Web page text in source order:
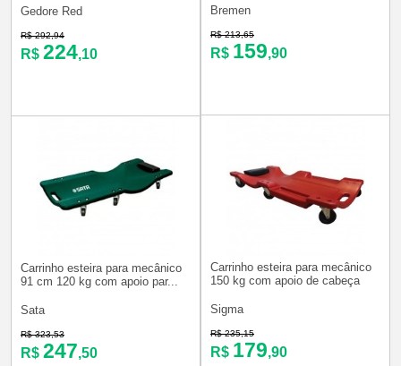
Gedore Red
R$ 292,94
R$ 224,10
Bremen
R$ 213,65
R$ 159,90
Carrinho esteira para mecânico
91 cm 120 kg com apoio par...
Sata
R$ 323,53
R$ 247,50
Carrinho esteira para mecânico
150 kg com apoio de cabeça
Sigma
R$ 235,15
R$ 179,90